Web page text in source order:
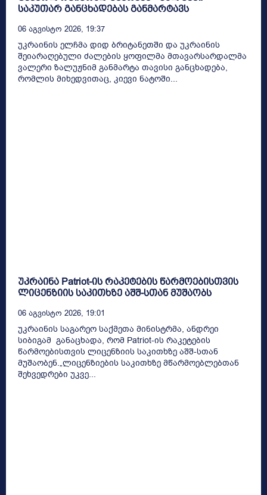
საკუთარ განცხადებას განმარტავს
06 Აგვისტო 2026, 19:37
უკრაინის ელჩმა დიდ ბრიტანეთში და უკრაინის
შეიარაღებული ძალების ყოფილმა მთავარსარდალმა
ვალერი ზალუჟნიმ განმარტა თავისი განცხადება,
რომლის მიხედვითაც, კიევი ნატოში...
უკრაინა Patriot-ის რაკეტების წარმოებისთვის
ლიცენზიის საკითხზე აშშ-სთან მუშაობს
06 Აგვისტო 2026, 19:01
უკრაინის საგარეო საქმეთა მინისტრმა, ანდრეი
სიბიგამ განაცხადა, რომ Patriot-ის რაკეტების
წარმოებისთვის ლიცენზიის საკითხზე აშშ-სთან
მუშაობენ.„ლიცენზიების საკითხზე მწარმოებლებთან
შეხვედრები უკვე...